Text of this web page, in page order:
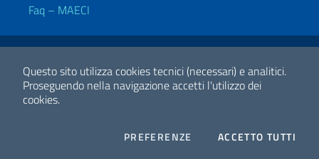
Questo sito utilizza cookies tecnici (necessari) e analitici.
Proseguendo nella navigazione accetti l'utilizzo dei
cookies.
PREFERENZE COOKIESACCETTO TUTTI
Faq – MAECI
Link Utili